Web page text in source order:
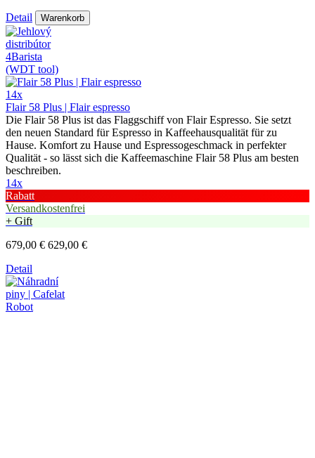
Detail Warenkorb
14x
Flair 58 Plus | Flair espresso
Die Flair 58 Plus ist das Flaggschiff von Flair Espresso. Sie setzt
den neuen Standard für Espresso in Kaffeehausqualität für zu
Hause. Komfort zu Hause und Espressogeschmack in perfekter
Qualität - so lässt sich die Kaffeemaschine Flair 58 Plus am besten
beschreiben.
14x
Rabatt
Versandkostenfrei
+ Gift
679,00 € 629,00 €
Detail